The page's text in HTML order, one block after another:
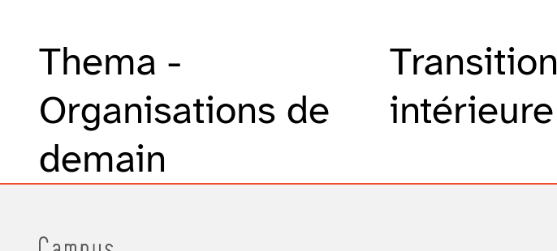
Thema -
Organisations de
demain
Transition
intérieure